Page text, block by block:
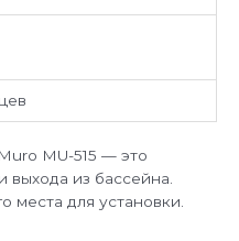
MU-515 — это
выхода из бассейна.
места для установки.